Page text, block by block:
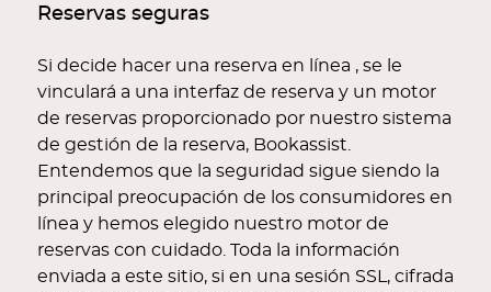
Reservas seguras
Si decide hacer una reserva en línea , se le
vinculará a una interfaz de reserva y un motor
de reservas proporcionado por nuestro sistema
de gestión de la reserva, Bookassist.
Entendemos que la seguridad sigue siendo la
principal preocupación de los consumidores en
línea y hemos elegido nuestro motor de
reservas con cuidado. Toda la información
enviada a este sitio, si en una sesión SSL, cifrada